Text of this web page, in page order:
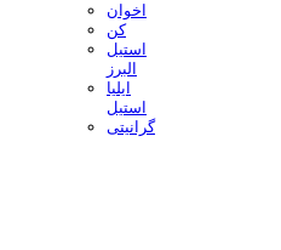
اخوان
کن
استیل
البرز
ایلیا
استیل
گرانیتی